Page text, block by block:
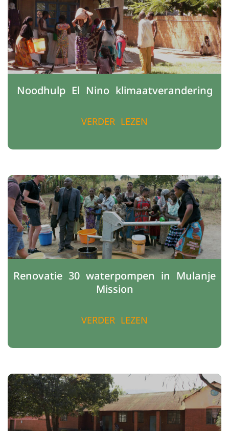
Noodhulp El Nino klimaatverandering
VERDER LEZEN
Renovatie 30 waterpompen in Mulanje
Mission
VERDER LEZEN